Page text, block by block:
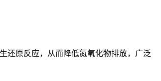
还原反应，从而降低氮氧化物排放，广泛